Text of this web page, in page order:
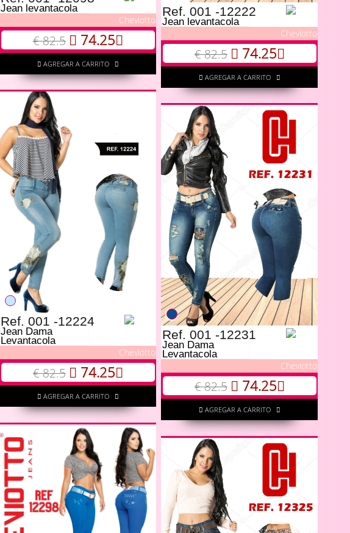
Jean levantacola
Cheviotto
€ 82.5 74.25
AGREGAR A CARRITO
Ref. 001 -12222
Jean levantacola
Cheviotto
€ 82.5 74.25
AGREGAR A CARRITO
Ref. 001 -12224
Jean Dama
Levantacola
Cheviotto
€ 82.5 74.25
AGREGAR A CARRITO
Ref. 001 -12231
Jean Dama
Levantacola
Cheviotto
€ 82.5 74.25
AGREGAR A CARRITO